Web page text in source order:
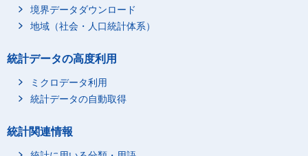
境界データダウンロード
地域（社会・人口統計体系）
統計データの高度利用
ミクロデータ利用
統計データの自動取得
統計関連情報